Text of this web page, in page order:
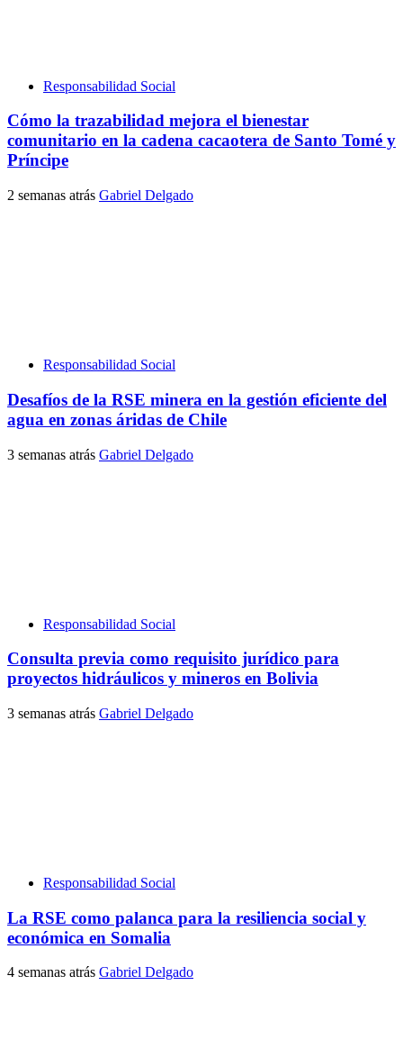
Responsabilidad Social
Cómo la trazabilidad mejora el bienestar
comunitario en la cadena cacaotera de Santo Tomé y
Príncipe
2 semanas atrás Gabriel Delgado
Responsabilidad Social
Desafíos de la RSE minera en la gestión eficiente del
agua en zonas áridas de Chile
3 semanas atrás Gabriel Delgado
Responsabilidad Social
Consulta previa como requisito jurídico para
proyectos hidráulicos y mineros en Bolivia
3 semanas atrás Gabriel Delgado
Responsabilidad Social
La RSE como palanca para la resiliencia social y
económica en Somalia
4 semanas atrás Gabriel Delgado